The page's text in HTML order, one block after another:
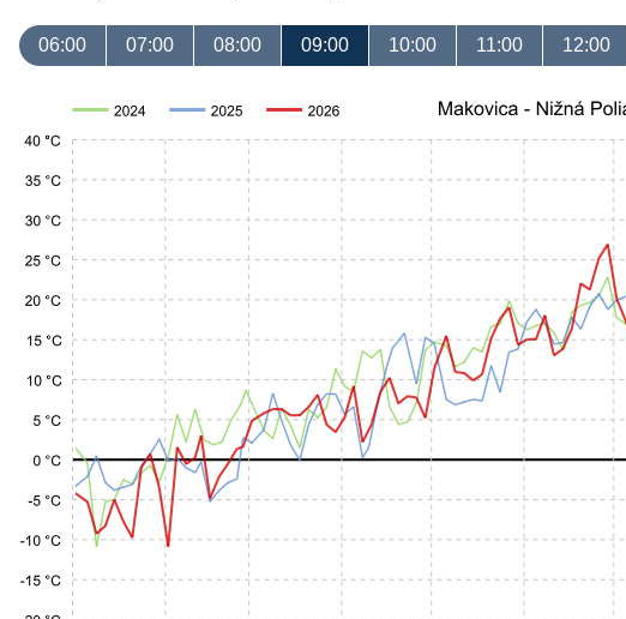
06:00 07:00 08:00 09:00 10:00 11:00 12:00